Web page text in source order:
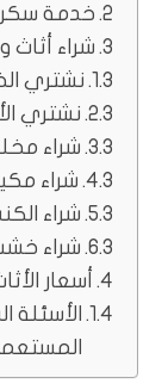
خدمة
شراء
نشتري
نشتري
شراء
شراء
شراء
شراء
أسعار
الأسئلة